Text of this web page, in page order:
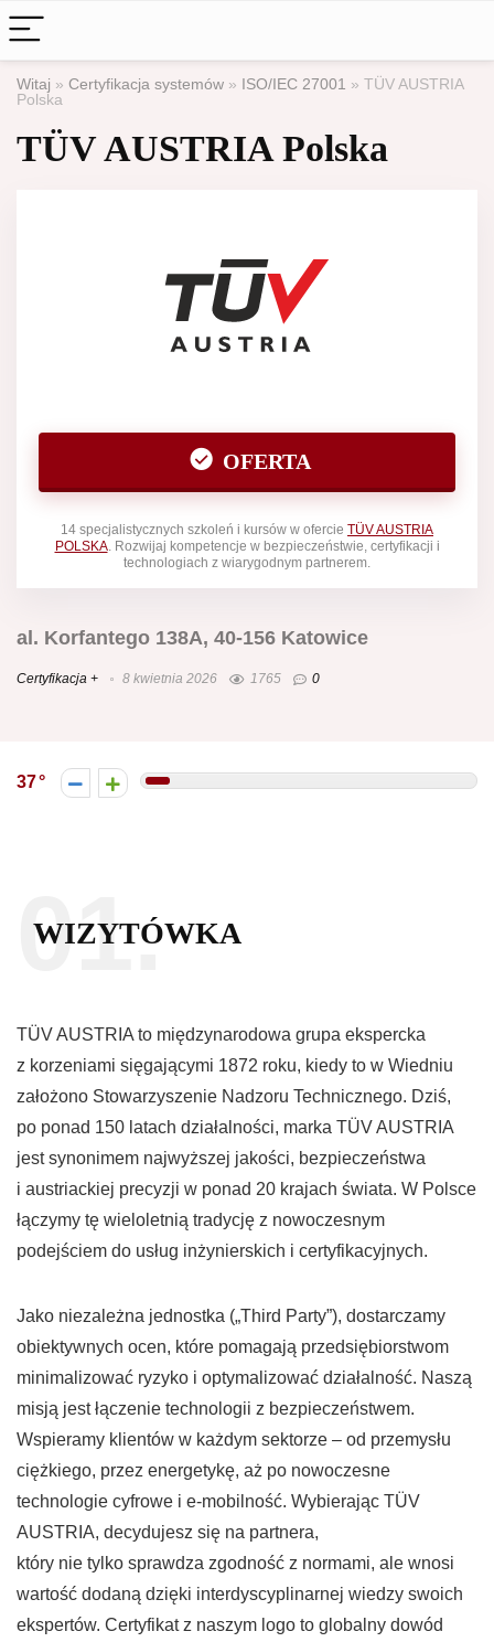
Witaj » Certyfikacja systemów » ISO/IEC 27001 » TÜV AUSTRIA
Polska
TÜV AUSTRIA Polska
OFERTA
14 specjalistycznych szkoleń i kursów w ofercie TÜV AUSTRIA
POLSKA. Rozwijaj kompetencje w bezpieczeństwie, certyfikacji i
technologiach z wiarygodnym partnerem.
al. Korfantego 138A, 40-156 Katowice
Certyfikacja + 8 kwietnia 2026 1765 0
37
01.
WIZYTÓWKA
TÜV AUSTRIA to międzynarodowa grupa ekspercka
z korzeniami sięgającymi 1872 roku, kiedy to w Wiedniu
założono Stowarzyszenie Nadzoru Technicznego. Dziś,
po ponad 150 latach działalności, marka TÜV AUSTRIA
jest synonimem najwyższej jakości, bezpieczeństwa
i austriackiej precyzji w ponad 20 krajach świata. W Polsce
łączymy tę wieloletnią tradycję z nowoczesnym
podejściem do usług inżynierskich i certyfikacyjnych.
Jako niezależna jednostka („Third Party”), dostarczamy
obiektywnych ocen, które pomagają przedsiębiorstwom
minimalizować ryzyko i optymalizować działalność. Naszą
misją jest łączenie technologii z bezpieczeństwem.
Wspieramy klientów w każdym sektorze – od przemysłu
ciężkiego, przez energetykę, aż po nowoczesne
technologie cyfrowe i e-mobilność. Wybierając TÜV
AUSTRIA, decydujesz się na partnera,
który nie tylko sprawdza zgodność z normami, ale wnosi
wartość dodaną dzięki interdyscyplinarnej wiedzy swoich
ekspertów. Certyfikat z naszym logo to globalny dowód